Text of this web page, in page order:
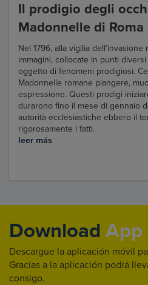
Il prodigio degli
Madonnelle di Roma
Nel 1796, alla vigilia
immagini, collocate in punti
oggetto di fenomeni prodigiosi.
Madonnelle romane piangere,
espressione. Questi prodigi
durarono fino il mese di gennaio
autorità ecclesiastiche ebbero il
rigorosamente i fatti.
leer más
Download App
Descargue la aplicación móvil
Gracias a la aplicación podrá
consigo.